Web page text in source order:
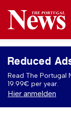
Reduced
Read The Portugal
19.99€ per year.
Hier anmelden